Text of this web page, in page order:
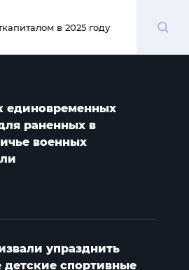
в 2025 году
единовременных
раненных в
военных
упразднить
детские спортивные